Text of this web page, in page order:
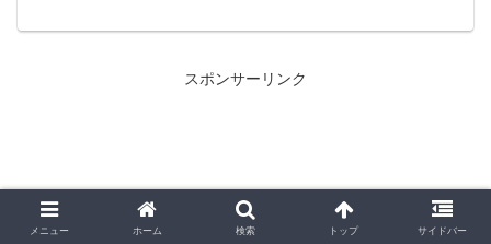
スポンサーリンク
メニュー ホーム 検索 トップ サイドバー